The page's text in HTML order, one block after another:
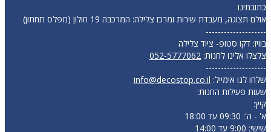
כתובתינו
אולם תצוגה, מעבדת שירות ומרכז צלילה: המרכבה 19 חולון (מפלס תחתון)
--------------------
בוויז: דקו סטופ- ציוד צלילה
צלצלו אלינו לחנות: 052-5777062
--------------------
שלחו לנו אימייל: info@decostop.co.il
שעות פעילות החנות:
קיץ:
א' - ה': 09:30 עד 18:00
שישי: 9:00 עד 14:00